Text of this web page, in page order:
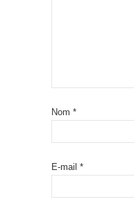
Nom *
E-mail *